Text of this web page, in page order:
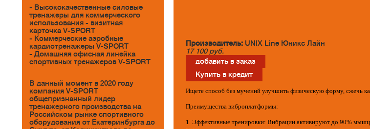
- Высококачественные силовые
тренажеры для коммерческого
использования - визитная
карточка V-SPORT
- Коммерческие аэробные
кардиотренажеры V-SPORT
- Домашняя офисная линейка
спортивных тренажеров V-SPORT
В данный момент в 2020 году
компания V-SPORT
общепризнанный лидер
тренажерного производства на
Российском рынке спортивного
оборудования от Екатеринбурга до
Производитель: UNIX Line Юникс Лайн
17 100 руб.
добавить в заказ
Купить в кредит
Ищете способ без мучений улучшить физическую форму, сжечь
Преимущества виброплатформы:
1. Эффективные тренировки: Вибрации активируют до 90% мышц,